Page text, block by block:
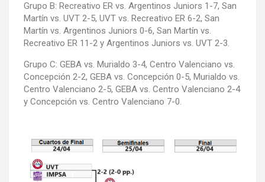
Grupo B: Recreativo ER vs. Argentinos Juniors 1-7, San
Martín vs. UVT 2-5, UVT vs. Recreativo ER 6-2, San
Martín vs. Argentinos Juniors 0-6, San Martín vs.
Recreativo ER 11-2 y Argentinos Juniors vs. UVT 2-3.
Grupo C: GEBA vs. Murialdo 3-4, Centro Valenciano vs.
Concepción 2-2, GEBA vs. Concepción 0-5, Murialdo vs.
Centro Valenciano 2-5, GEBA vs. Centro Valenciano 2-4
y Concepción vs. Centro Valenciano 7-0.